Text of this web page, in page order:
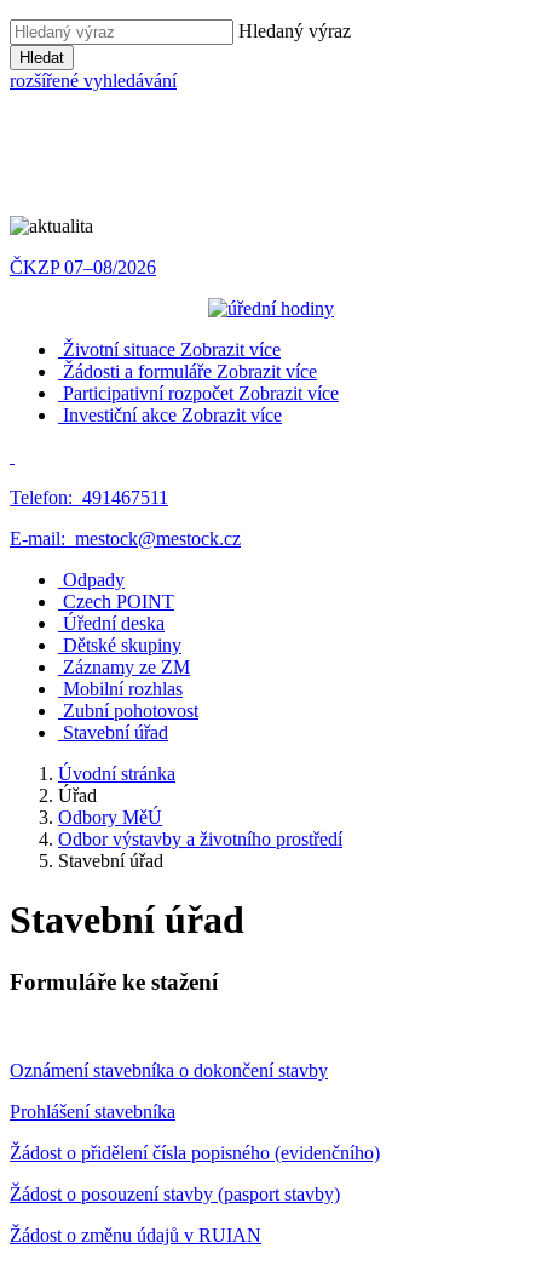
Hledaný výraz
Hledat
rozšířené vyhledávání
ČKZP 07–08/2026
Životní situace Zobrazit více
Žádosti a formuláře Zobrazit více
Participativní rozpočet Zobrazit více
Investiční akce Zobrazit více
Telefon: 491467511
E-mail: mestock@mestock.cz
Odpady
Czech POINT
Úřední deska
Dětské skupiny
Záznamy ze ZM
Mobilní rozhlas
Zubní pohotovost
Stavební úřad
Úvodní stránka
Úřad
Odbory MěÚ
Odbor výstavby a životního prostředí
Stavební úřad
Stavební úřad
Formuláře ke stažení
Oznámení stavebníka o dokončení stavby
Prohlášení stavebníka
Žádost o přidělení čísla popisného (evidenčního)
Žádost o posouzení stavby (pasport stavby)
Žádost o změnu údajů v RUIAN